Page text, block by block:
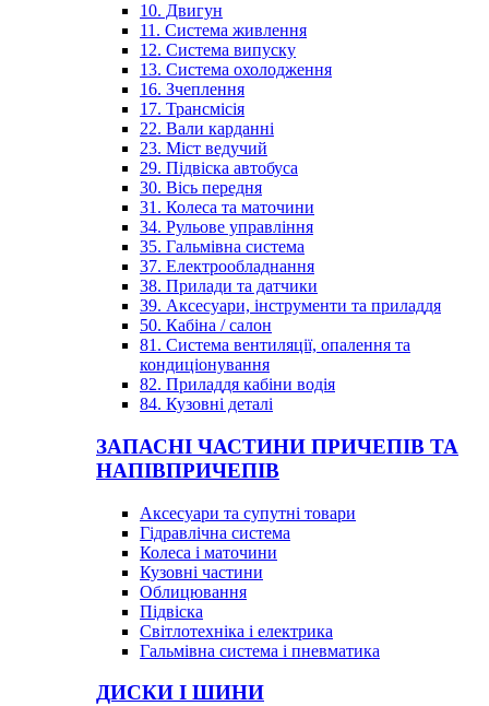
10. Двигун
11. Система живлення
12. Система випуску
13. Система охолодження
16. Зчеплення
17. Трансмісія
22. Вали карданні
23. Міст ведучий
29. Підвіска автобуса
30. Вісь передня
31. Колеса та маточини
34. Рульове управління
35. Гальмівна система
37. Електрообладнання
38. Прилади та датчики
39. Аксесуари, інструменти та приладдя
50. Кабіна / салон
81. Система вентиляції, опалення та
кондиціонування
82. Приладдя кабіни водія
84. Кузовні деталі
ЗАПАСНІ ЧАСТИНИ ПРИЧЕПІВ ТА
НАПІВПРИЧЕПІВ
Аксесуари та супутні товари
Гідравлічна система
Колеса і маточини
Кузовні частини
Облицювання
Підвіска
Світлотехніка і електрика
Гальмівна система і пневматика
ДИСКИ І ШИНИ